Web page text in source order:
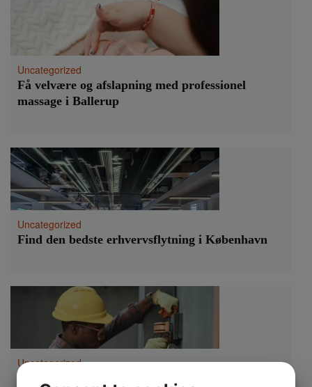
Uncategorized
Få velvære og afslapning med professionel
massage i Ballerup
Uncategorized
Find den bedste erhvervsflytning i København
Uncategorized